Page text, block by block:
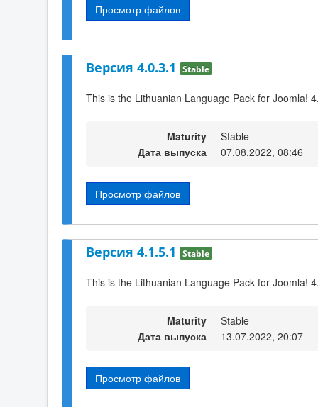
Просмотр файлов
Версия 4.0.3.1 Stable
This is the Lithuanian Language Pack for Joomla!
Maturity
Stable
Дата выпуска
07.08.2022, 08:46
Просмотр файлов
Версия 4.1.5.1 Stable
This is the Lithuanian Language Pack for Joomla!
Maturity
Stable
Дата выпуска
13.07.2022, 20:07
Просмотр файлов